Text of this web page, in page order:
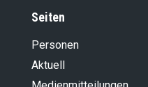
Seiten
Personen
Aktuell